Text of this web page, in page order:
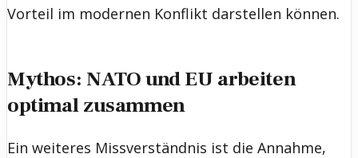
Vorteil im modernen Konflikt darstellen können.
Mythos: NATO und EU arbeiten
optimal zusammen
Ein weiteres Missverständnis ist die Annahme,